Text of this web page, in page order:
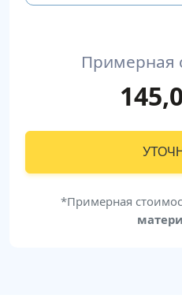
Примерная
*Примерная